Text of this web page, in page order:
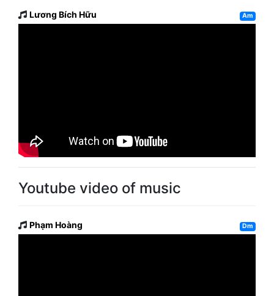
Lương Bích Hữu Am
Youtube video of music
Phạm Hoàng Dm